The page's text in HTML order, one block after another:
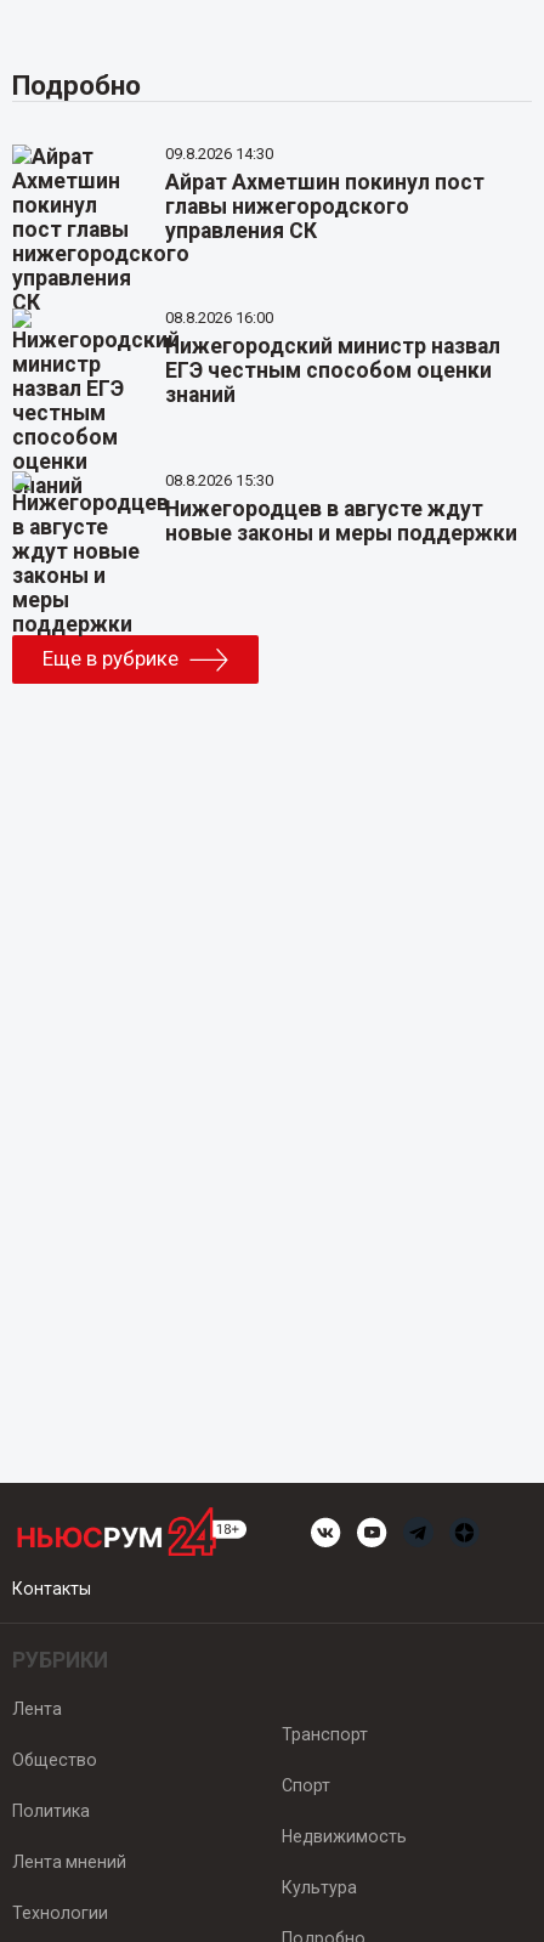
Подробно
09.8.2026 14:30
Айрат Ахметшин покинул пост
главы нижегородского
управления СК
08.8.2026 16:00
Нижегородский министр назвал
ЕГЭ честным способом оценки
знаний
08.8.2026 15:30
Нижегородцев в августе ждут
новые законы и меры поддержки
Еще в рубрике
Контакты
РУБРИКИ
Лента
Общество
Политика
Лента мнений
Технологии
Транспорт
Спорт
Недвижимость
Культура